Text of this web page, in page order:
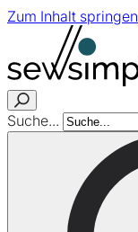
Zum Inhalt springen
Suche...